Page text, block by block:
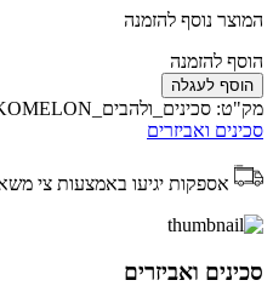
המוצר נוסף להזמנה
הוסף להזמנה
הוסף לעגלה
מק"ט: סכינים_ולהבים_KOMELON
סכינים ואביזרים
אספקות יגיעו באמצעות צי
סכינים ואביזרים